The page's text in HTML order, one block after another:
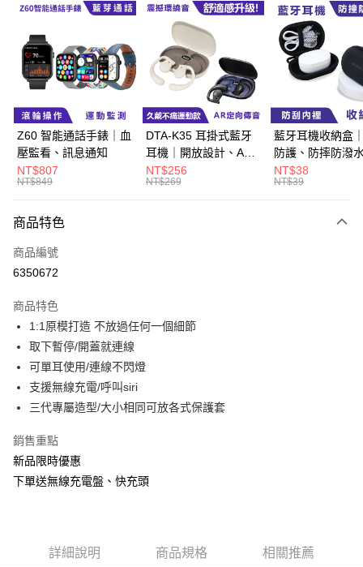
超商取貨付款
LINE Pay
Apple Pay
悠遊付
Google Pay
ATM付款
運送方式
全家取貨付款
每筆NT$60，滿NT$499(含以上)免運費
付款後全家取貨
每筆NT$60，滿NT$499(含以上)免運費
每筆NT$60，滿NT$598(含以上)免運費
付款後萊爾富取貨
7-11取貨付款
每筆NT$60，滿NT$598(含以上)免運費
Z60 智能通話手錶｜血
壓監看、訊息通知
NT$807
NT$849
DTA-K35 耳掛式藍牙
耳機｜開放設計、AR
定向傳音
NT$256
NT$269
藍牙耳機收納盒
防護、防摔防潑
NT$38
NT$39
商品特色
商品編號
6350672
商品特色
1:1原模打造 不放過任何一個細節
取下暫停/開蓋就連線
可單耳使用/連線不閃燈
支援無線充電/呼叫siri
三代專屬造型/大小相同可放各式保護套
銷售重點
新品限時優惠
下單送無線充電盤、快充頭
詳細說明 商品規格 相關推薦